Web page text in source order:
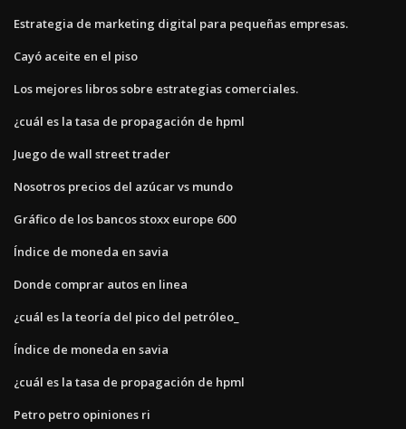
Estrategia de marketing digital para pequeñas empresas.
Cayó aceite en el piso
Los mejores libros sobre estrategias comerciales.
¿cuál es la tasa de propagación de hpml
Juego de wall street trader
Nosotros precios del azúcar vs mundo
Gráfico de los bancos stoxx europe 600
Índice de moneda en savia
Donde comprar autos en linea
¿cuál es la teoría del pico del petróleo_
Índice de moneda en savia
¿cuál es la tasa de propagación de hpml
Petro petro opiniones ri